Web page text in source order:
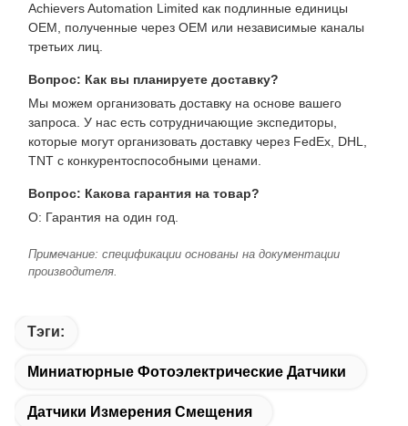
Achievers Automation Limited как подлинные единицы
OEM, полученные через OEM или независимые каналы
третьих лиц.
Вопрос: Как вы планируете доставку?
Мы можем организовать доставку на основе вашего
запроса. У нас есть сотрудничающие экспедиторы,
которые могут организовать доставку через FedEx, DHL,
TNT с конкурентоспособными ценами.
Вопрос: Какова гарантия на товар?
О: Гарантия на один год.
Примечание: спецификации основаны на документации
производителя.
Тэги:
Миниатюрные Фотоэлектрические Датчики
Датчики Измерения Смещения